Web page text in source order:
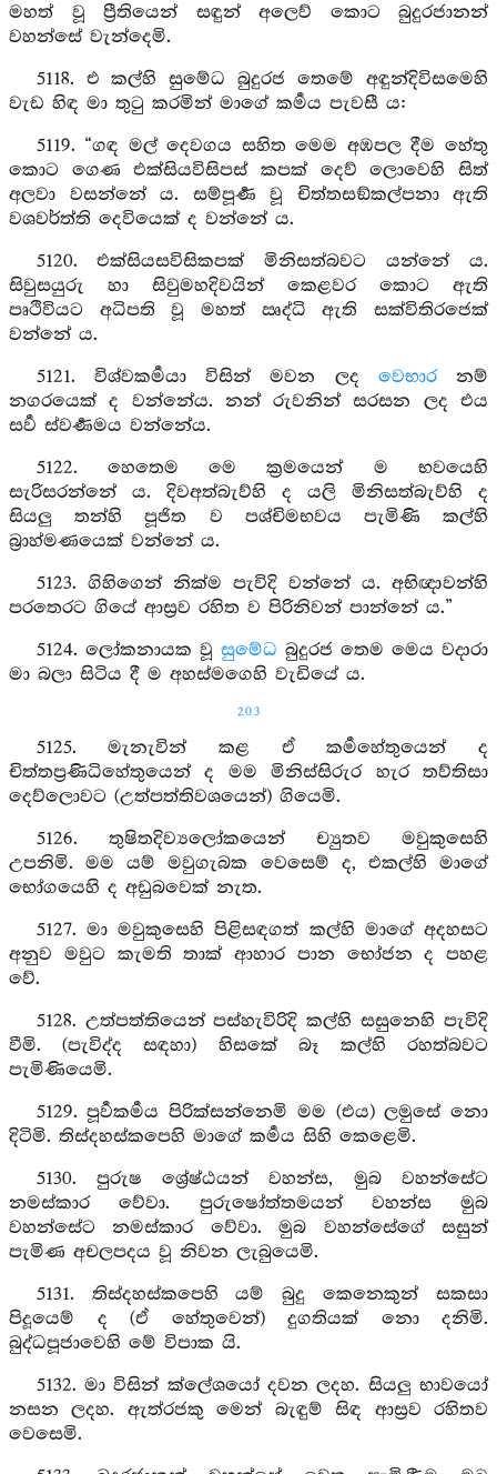
මහත් වූ ප්‍රීතියෙන් සඳුන් අලෙව් කොට බුදුරජානන්
වහන්සේ වැන්දෙමි.
5118. එ කල්හි සුමේධ බුදුරජ තෙමේ අඳුන්දිවිසමෙහි
වැඩ හිඳ මා තුටු කරමින් මාගේ කර්‍මය පැවසී ය:
5119. “ගඳ මල් දෙවගය සහිත මෙම අඹපල දීම හේතු
කොට ගෙණ එක්සියවිසිපස් කපක් දෙව් ලොවෙහි සිත්
අලවා වසන්නේ ය. සම්පූර්‍ණ වූ චිත්තසඞ්කල්පනා ඇති
වශවර්ත්ති දෙවියෙක් ද වන්නේ ය.
5120. එක්සියසවිසිකපක් මිනිසත්බවට යන්නේ ය.
සිවුසයුරු හා සිවුමහදිවයින් කෙළවර කොට ඇති
පෘථිවියට අධිපති වූ මහත් ඍද්ධි ඇති සක්විතිරජෙක්
වන්නේ ය.
5121. විශ්වකර්‍මයා විසින් මවන ලද වෙභාරනම්
නගරයෙක් ද වන්නේය. නන් රුවනින් සරසන ලද එය
සර්‍ව ස්වර්‍ණමය වන්නේය.
5122. හෙතෙම මෙ ක්‍රමයෙන් ම භවයෙහි
සැරිසරන්නේ ය. දිවඅත්බැව්හි ද යලි මිනිසත්බැව්හි ද
සියලු තන්හි පූජිත ව පශ්චිමභවය පැමිණි කල්හි
බ්‍රාහ්මණයෙක් වන්නේ ය.
5123. ගිහිගෙන් නික්ම පැවිදි වන්නේ ය. අභිඥාවන්හි
පරතෙරට ගියේ ආස්‍රව රහිත ව පිරිනිවන් පාන්නේ ය.”
5124. ලෝකනායක වූ සුමේධ බුදුරජ තෙම මෙය වදාරා
මා බලා සිටිය දී ම අහස්මගෙහි වැඩියේ ය.
203
5125. මැනැවින් කළ ඒ කර්‍මහේතුයෙන් ද
චිත්තප්‍රණිධිහේතුයෙන් ද මම මිනිස්සිරුර හැර තව්තිසා
දෙව්ලොවට (උත්පත්තිවශයෙන්) ගියෙමි.
5126. තුෂිතදිව්‍යලෝකයෙන් ච්‍යුතව මවුකුසෙහි
උපනිමි. මම යම් මවුගැබක වෙසෙම් ද, එකල්හි මාගේ
භෝගයෙහි ද අඩුබවෙක් නැත.
5127. මා මවුකුසෙහි පිළිසඳගත් කල්හි මාගේ අදහසට
අනුව මවුට කැමති තාක් ආහාර පාන භෝජන ද පහළ
වේ.
5128. උත්පත්තියෙන් පස්හැවිරිදි කල්හි සසුනෙහි පැවිදි
වීමි. (පැවිද්ද සඳහා) හිසකේ බෑ කල්හි රහත්බවට
පැමිණියෙමි.
5129. පූර්‍වකර්‍මය පිරික්සන්නෙමි මම (එය) ලමුසේ නො
දිටිමි. තිස්දහස්කපෙහි මාගේ කර්‍මය සිහි කෙළෙමි.
5130. පුරුෂ ශ්‍රේෂ්ඨයන් වහන්ස, මුබ වහන්සේට
නමස්කාර වේවා. පුරුෂෝත්තමයන් වහන්ස මුබ
වහන්සේට නමස්කාර වේවා. මුබ වහන්සේගේ සසුන්
පැමිණ අචලපදය වූ නිවන ලැබුයෙමි.
5131. තිස්දහස්කපෙහි යම් බුදු කෙනෙකුන් සකසා
පිදූයෙම් ද (ඒ හේතුවෙන්) දුගතියක් නො දනිමි.
බුද්ධපූජාවෙහි මේ විපාක යි.
5132. මා විසින් ක්ලේශයෝ දවන ලදහ. සියලු භාවයෝ
නසන ලදහ. ඇත්රජකු මෙන් බැඳුම් සිඳ ආස්‍රව රහිතව
වෙසෙමි.